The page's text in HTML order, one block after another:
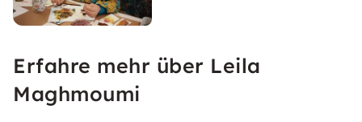
Erfahre mehr über Leila
Maghmoumi